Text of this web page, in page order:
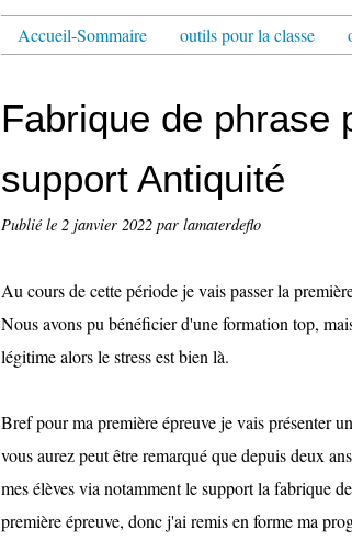
Accueil-Sommaire outils pour la classe
Fabrique de phrase
support Antiquité
Publié le 2 janvier 2022 par lamaterdeflo
Au cours de cette période je vais passer la
Nous avons pu bénéficier d'une formation top,
légitime alors le stress est bien là.
Bref pour ma première épreuve je vais présenter
vous aurez peut être remarqué que depuis deux
mes élèves via notamment le support la fabrique
première épreuve, donc j'ai remis en forme ma